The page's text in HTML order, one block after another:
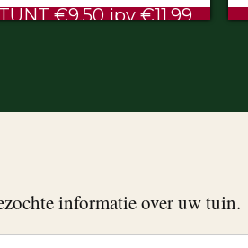
ALTIJD LAAG €2.50
informatie over uw tuin.